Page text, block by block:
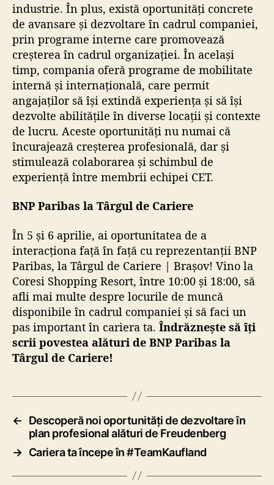
industrie. În plus, există oportunități concrete
de avansare și dezvoltare în cadrul companiei,
prin programe interne care promovează
creșterea în cadrul organizației. În același
timp, compania oferă programe de mobilitate
internă și internațională, care permit
angajaților să își extindă experiența și să își
dezvolte abilitățile în diverse locații și contexte
de lucru. Aceste oportunități nu numai că
încurajează creșterea profesională, dar și
stimulează colaborarea și schimbul de
experiență între membrii echipei CET.
BNP Paribas la Târgul de Cariere
În 5 și 6 aprilie, ai oportunitatea de a
interacționa față în față cu reprezentanții BNP
Paribas, la Târgul de Cariere | Brașov! Vino la
Coresi Shopping Resort, între 10:00 și 18:00, să
afli mai multe despre locurile de muncă
disponibile în cadrul companiei și să faci un
pas important în cariera ta. Îndrăznește să îți
scrii povestea alături de BNP Paribas la
Târgul de Cariere!
←
Descoperă noi oportunități de dezvoltare în
plan profesional alături de Freudenberg
→ Cariera ta începe în #TeamKaufland